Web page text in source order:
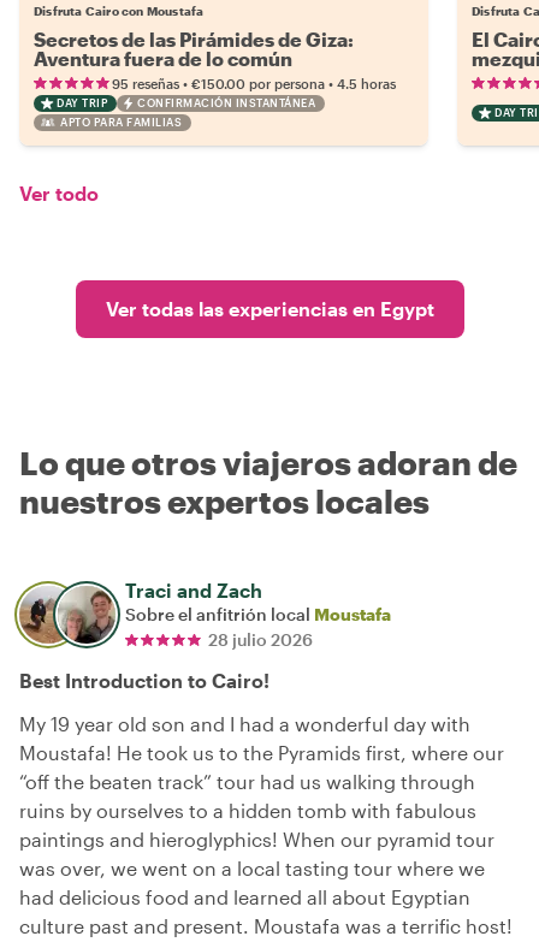
Disfruta Cairo con Moustafa
Secretos de las Pirámides de Giza:
Aventura fuera de lo común
95 reseñas • €150.00 por persona • 4.5 horas
DAY TRIP
CONFIRMACIÓN INSTANTÁNEA
APTO PARA FAMILIAS
Disfruta
El
DAY
Ver todo
Ver todas las experiencias en Egypt
Lo que otros viajeros adoran de
nuestros expertos locales
Traci and Zach
Sobre el anfitrión local Moustafa
28 julio 2026
Best Introduction to Cairo!
My 19 year old son and I had a wonderful day with
Moustafa! He took us to the Pyramids first, where our
“off the beaten track” tour had us walking through
ruins by ourselves to a hidden tomb with fabulous
paintings and hieroglyphics! When our pyramid tour
was over, we went on a local tasting tour where we
had delicious food and learned all about Egyptian
culture past and present. Moustafa was a terrific host!